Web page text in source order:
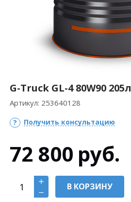
G-Truck GL-4 80W90 205л
Артикул: 253640128
Получить консультацию
72 800 руб.
В КОРЗИНУ